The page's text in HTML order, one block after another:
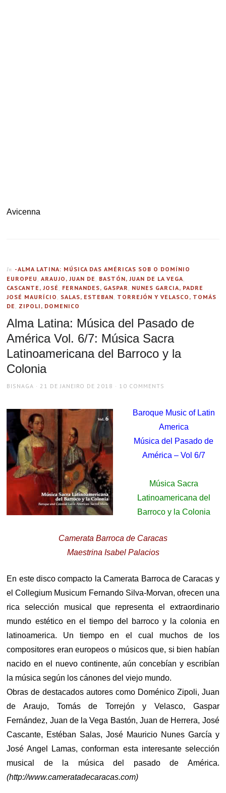
Avicenna
In -ALMA LATINA: MÚSICA DAS AMÉRICAS SOB O DOMÍNIO
EUROPEU ,ARAUJO, JUAN DE BASTÓN, JUAN DE LA VEGA
CASCANTE, JOSÉ
FERNANDES, GASPAR
NUNES GARCIA, PADRE
JOSÉ MAURÍCIO
SALAS, ESTEBAN TORREJÓN Y VELASCO, TOMÁS
DE
ZIPOLI, DOMENICO
Alma Latina: Música del Pasado de
América Vol. 6/7: Música Sacra
Latinoamericana del Barroco y la
Colonia
AUTHOR
BISNAGA
POSTED
21 DE JANEIRO DE 2018 10 COMMENTS
Baroque Music of Latin
America
Música del Pasado de
América – Vol 6/7
Música Sacra
Latinoamericana del
Barroco y la Colonia
Camerata Barroca de Caracas
Maestrina Isabel Palacios
En este disco compacto la Camerata Barroca de Caracas y
el Collegium Musicum Fernando Silva-Morvan, ofrecen una
rica selección musical que representa el extraordinario
mundo estético en el tiempo del barroco y la colonia en
latinoamerica. Un tiempo en el cual muchos de los
compositores eran europeos o músicos que, si bien habían
nacido en el nuevo continente, aún concebían y escribían
la música según los cánones del viejo mundo.
Obras de destacados autores como Doménico Zipoli, Juan
de Araujo, Tomás de Torrejón y Velasco, Gaspar
Fernández, Juan de la Vega Bastón, Juan de Herrera, José
Cascante, Estéban Salas, José Mauricio Nunes García y
José Angel Lamas, conforman esta interesante selección
musical de la música del pasado de América.
(http://www.cameratadecaracas.com)